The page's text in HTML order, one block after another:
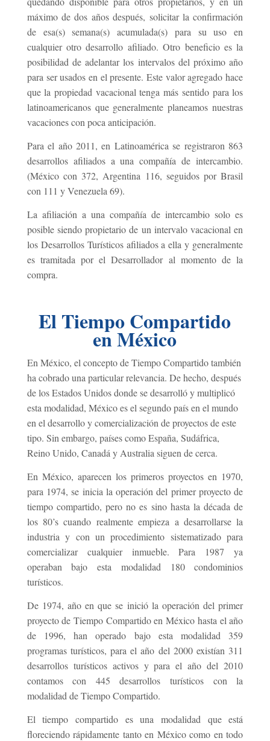
máximo de dos años después, solicitar la confirmación
de esa(s) semana(s) acumulada(s) para su uso en
cualquier otro desarrollo afiliado. Otro beneficio es la
posibilidad de adelantar los intervalos del próximo año
para ser usados en el presente. Este valor agregado hace
que la propiedad vacacional tenga más sentido para los
latinoamericanos que generalmente planeamos nuestras
vacaciones con poca anticipación.
Para el año 2011, en Latinoamérica se registraron 863
desarrollos afiliados a una compañía de intercambio.
(México con 372, Argentina 116, seguidos por Brasil
con 111 y Venezuela 69).
La afiliación a una compañía de intercambio solo es
posible siendo propietario de un intervalo vacacional en
los Desarrollos Turísticos afiliados a ella y generalmente
es tramitada por el Desarrollador al momento de la
compra.
El Tiempo Compartido
en México
En México, el concepto de Tiempo Compartido también
ha cobrado una particular relevancia. De hecho, después
de los Estados Unidos donde se desarrolló y multiplicó
esta modalidad, México es el segundo país en el mundo
en el desarrollo y comercialización de proyectos de este
tipo. Sin embargo, países como España, Sudáfrica,
Reino Unido, Canadá y Australia siguen de cerca.
En México, aparecen los primeros proyectos en 1970,
para 1974, se inicia la operación del primer proyecto de
tiempo compartido, pero no es sino hasta la década de
los 80’s cuando realmente empieza a desarrollarse la
industria y con un procedimiento sistematizado para
comercializar cualquier inmueble. Para 1987 ya
operaban bajo esta modalidad 180 condominios
turísticos.
De 1974, año en que se inició la operación del primer
proyecto de Tiempo Compartido en México hasta el año
de 1996, han operado bajo esta modalidad 359
programas turísticos, para el año del 2000 existían 311
desarrollos turísticos activos y para el año del 2010
contamos con 445 desarrollos turísticos con la
modalidad de Tiempo Compartido.
El tiempo compartido es una modalidad que está
floreciendo rápidamente tanto en México como en todo